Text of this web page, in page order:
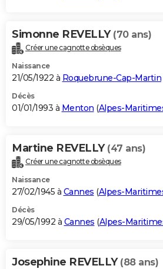
Simonne REVELLY (70 ans)
Créer une cagnotte obsèques
Naissance
21/05/1922 à Roquebrune-Cap-Martin
Décès
01/01/1993 à Menton (Alpes-
Martine REVELLY (47 ans)
Créer une cagnotte obsèques
Naissance
27/02/1945 à Cannes (Alpes-
Décès
29/05/1992 à Cannes (Alpes-
Josephine REVELLY (88 ans)